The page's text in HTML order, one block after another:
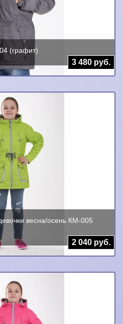
(графит)
3 480 руб.
весна/осень КМ-005
2 040 руб.